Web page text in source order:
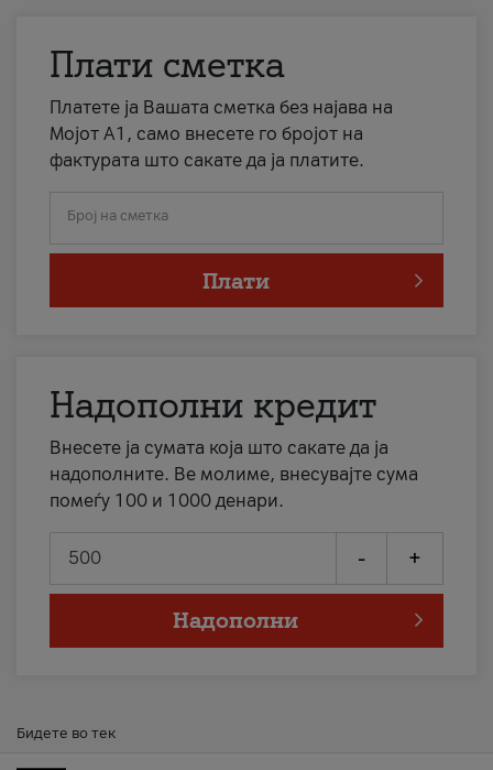
Плати сметка
Платете ја Вашата сметка без најава на
Мојот А1, само внесете го бројот на
фактурата што сакате да ја платите.
Број на сметка
Плати
Надополни кредит
Внесете ја сумата која што сакате да ја
надополните. Ве молиме, внесувајте сума
помеѓу 100 и 1000 денари.
- +
Надополни
Бидете во тек